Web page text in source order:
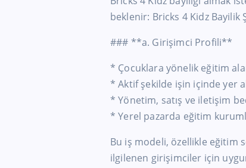
beklenir: Bricks 4 Kidz Bayilik
### **a. Girişimci Profili**
* Çocuklara yönelik eğitim
* Aktif şekilde işin içinde yer
* Yönetim, satış ve iletişim
* Yerel pazarda eğitim
Bu iş modeli, özellikle eğitim
ilgilenen girişimciler için